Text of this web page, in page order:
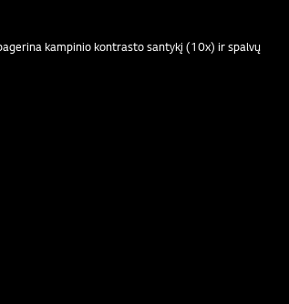
kampinio kontrasto santykį (10x) ir spalvų